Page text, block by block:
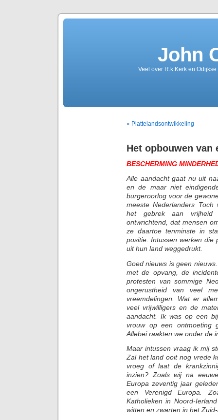
John
Veel over R.k.Kerk en
« Plattelandsontwikkeling
Het opbouwen van
BESCHERMING
Alle aandacht gaat nu uit
en de maar niet
burgeroorlog voor de
meeste Nederlanders Toch
het gebrek aan vrijheid
ontwrichtend, dat mensen
ze daartoe tenminste in
positie. Intussen werken die
uit hun land weggedrukt.
Goed nieuws is geen
met de opvang, de
protesten van sommige
ongerustheid van veel
vreemdelingen. Wat er
veel vrijwilligers en de
aandacht. Ik was op een
vrouw op een ontmoeting
Allebei raakten we onder de
Maar intussen vraag ik mij
Zal het land ooit nog vrede
vroeg of laat de
inzien? Zoals wij na
Europa zeventig jaar
een Verenigd Europa.
Katholieken in Noord-
witten en zwarten in het